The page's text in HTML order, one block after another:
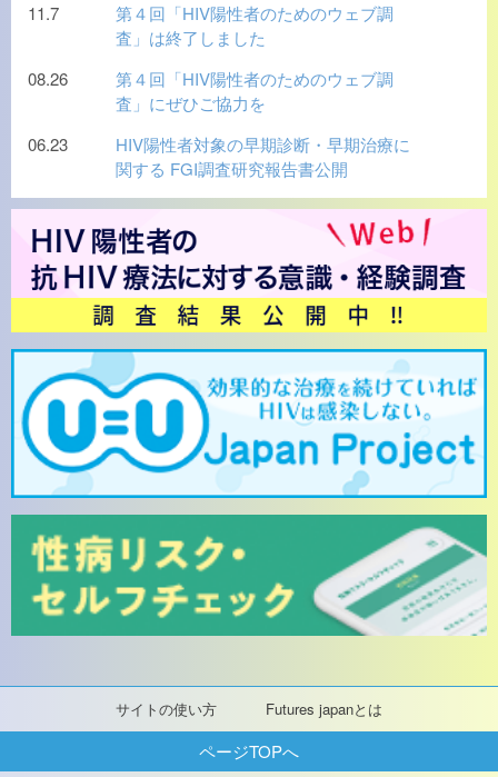
サイトの使い方 Futures japanとは
11.7
第４回「HIV陽性者のためのウェブ調
査」は終了しました
08.26
第４回「HIV陽性者のためのウェブ調
査」にぜひご協力を
06.23
HIV陽性者対象の早期診断・早期治療に
関する FGI調査研究報告書公開
ページTOPへ